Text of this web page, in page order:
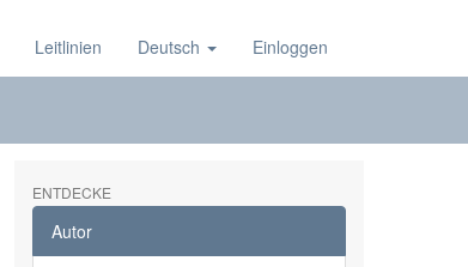
Leitlinien Deutsch Einloggen
ENTDECKE
Autor